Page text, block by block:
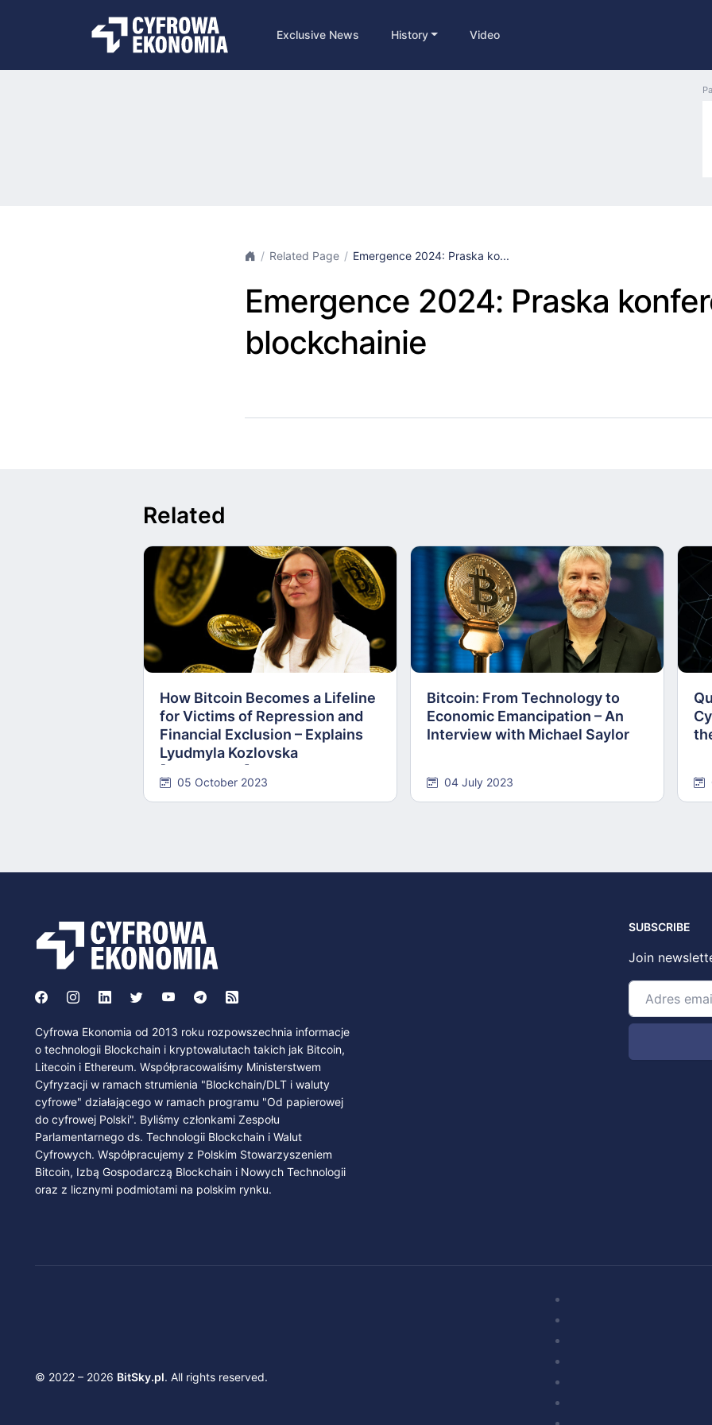
Exclusive News History Video
Related Page Emergence 2024: Praska ko...
Emergence 2024: Praska
blockchainie
Related
How Bitcoin Becomes a Lifeline
for Victims of Repression and
Financial Exclusion – Explains
Lyudmyla Kozlovska
05 October 2023
Bitcoin: From Technology to
Economic Emancipation – An
Interview with Michael Saylor
04 July 2023
Cyfrowa Ekonomia od 2013 roku rozpowszechnia informacje
o technologii Blockchain i kryptowalutach takich jak Bitcoin,
Litecoin i Ethereum. Współpracowaliśmy Ministerstwem
Cyfryzacji w ramach strumienia "Blockchain/DLT i waluty
cyfrowe" działającego w ramach programu "Od papierowej
do cyfrowej Polski". Byliśmy członkami Zespołu
Parlamentarnego ds. Technologii Blockchain i Walut
Cyfrowych. Współpracujemy z Polskim Stowarzyszeniem
Bitcoin, Izbą Gospodarczą Blockchain i Nowych Technologii
oraz z licznymi podmiotami na polskim rynku.
SUBSCRIBE
Join
© 2022 – 2026 BitSky.pl. All rights reserved.